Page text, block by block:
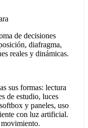
de decisiones
diafragma,
reales y dinámicas.
sus formas: lectura
de estudio, luces
y paneles, uso
con luz artificial.